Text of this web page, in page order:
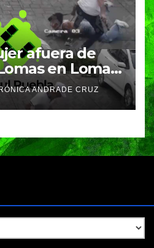
afuera de
en Lomas
delincuentes
ANDRADE CRUZ